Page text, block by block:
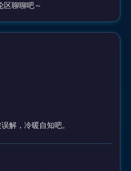
区聊聊吧～
解，冷暖自知吧。